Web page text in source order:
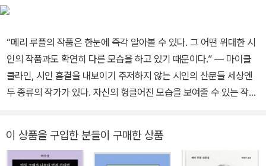
“메리 루플의 작품은 한눈에 즉각 알아볼 수 있다. 그 어떤 위대한 시
인의 작품과도 확연히 다른 모습을 하고 있기 때문이다.” ― 마이클
클라인, 시인 흠결을 내보이기 주저하지 않는 시인의 산문들 세상엔
두 종류의 작가가 있다. 자신의 헝클어진 모습을 보여줄 수 있는 작가
는 작가다. 독자들은 영리해서, 그리고 영리하므로 이런 작가와 사랑
에 빠질 수밖에 없다. 나는 메리 루플의 글을 ‘사랑하므로’ 읽는다. 사
이 상품을 구입한 분들이 구매한 상품